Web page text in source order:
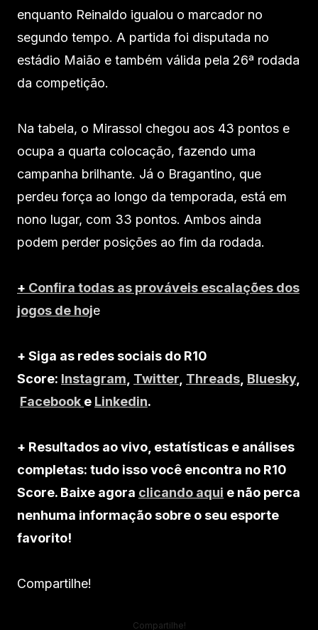
enquanto Reinaldo igualou o marcador no
segundo tempo. A partida foi disputada no
estádio Maião e também válida pela 26ª rodada
da competição.
Na tabela, o Mirassol chegou aos 43 pontos e
ocupa a quarta colocação, fazendo uma
campanha brilhante. Já o Bragantino, que
perdeu força ao longo da temporada, está em
nono lugar, com 33 pontos. Ambos ainda
podem perder posições ao fim da rodada.
+ Confira todas as prováveis escalações dos
jogos de hoje
+ Siga as redes sociais do R10
Score: Instagram Twitter Threads Bluesky,
Facebook e Linkedin.
+ Resultados ao vivo, estatísticas e análises
completas: tudo isso você encontra no R10
Score. Baixe agora clicando aqui e não perca
nenhuma informação sobre o seu esporte
favorito!
Compartilhe!
Compartilhe!